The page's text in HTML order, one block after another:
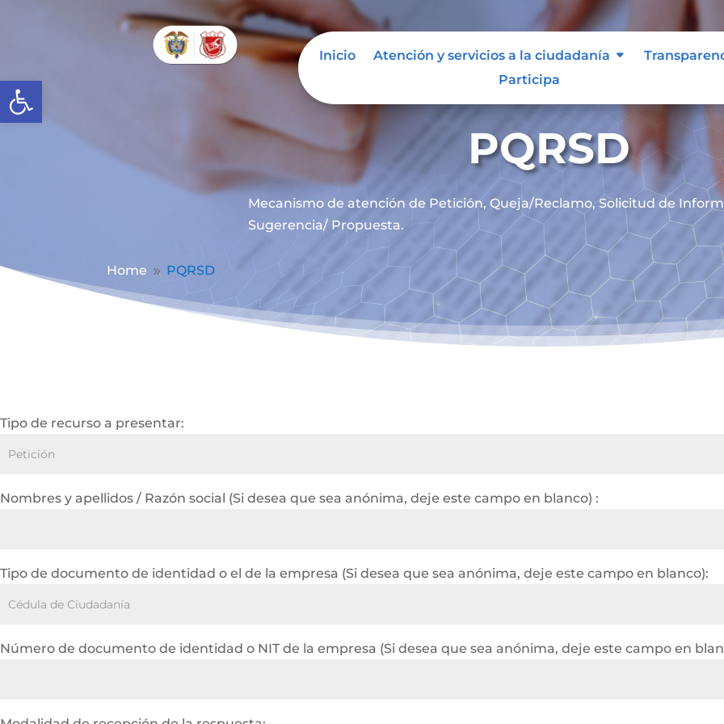
Abrir barra de herramientas
Inicio Atención y servicios a la ciudadanía
Participa
PQRSD
Mecanismo de atención de Petición, Queja/Reclamo, Solicitud de
Sugerencia/ Propuesta.
Home 9 PQRSD
Tipo de recurso a presentar:
Nombres y apellidos / Razón social (Si desea que sea anónima, deje este campo en blanco) :
Tipo de documento de identidad o el de la empresa (Si desea que sea anónima, deje este campo en blanco):
Número de documento de identidad o NIT de la empresa (Si desea que sea anónima, deje este campo en